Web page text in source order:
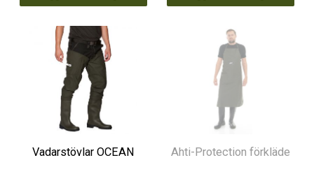
Vadarstövlar OCEAN Ahti-Protection förkläde